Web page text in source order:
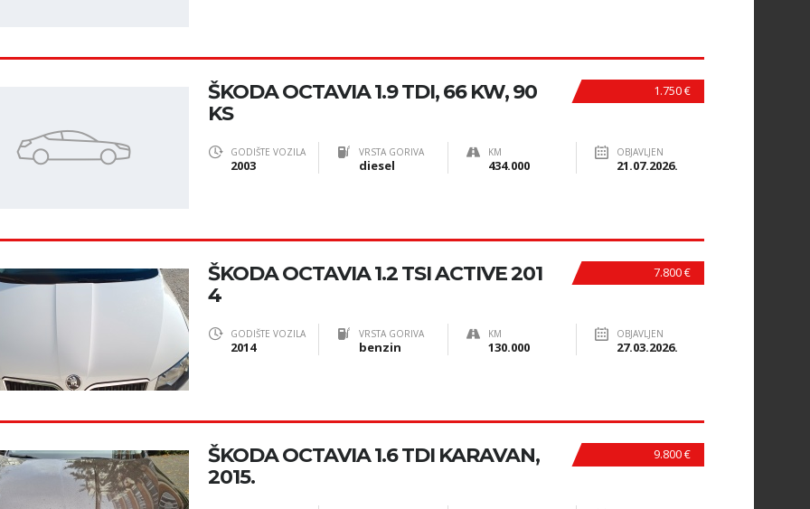
1.750 €
ŠKODA OCTAVIA 1.9 TDI, 66 KW, 90
KS
GODIŠTE VOZILA
2003
VRSTA GORIVA
diesel
KM
434.000
OBJAVLJEN
21.07.2026.
7.800 €
ŠKODA OCTAVIA 1.2 TSI ACTIVE 201
4
GODIŠTE VOZILA
2014
VRSTA GORIVA
benzin
KM
130.000
OBJAVLJEN
27.03.2026.
9.800 €
ŠKODA OCTAVIA 1.6 TDI KARAVAN,
2015.